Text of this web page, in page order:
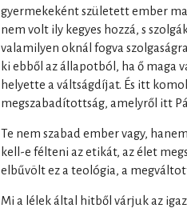
gyermekeként született ember
nem volt ily kegyes hozzá, s
valamilyen oknál fogva
ki ebből az állapotból, ha ő maga
helyette a váltságdíjat. És itt
megszabadítottság, amelyről itt
Te nem szabad ember vagy,
kell-e félteni az etikát, az élet
elbűvölt ez a teológia, a
Mi a lélek által hitből várjuk az